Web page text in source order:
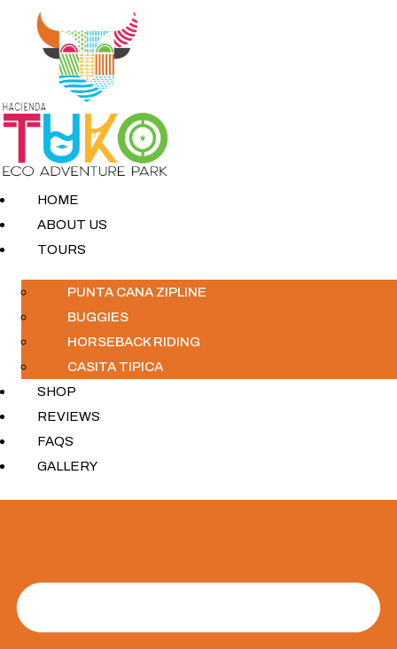
HOME
ABOUT US
TOURS
PUNTA CANA ZIPLINE
BUGGIES
HORSEBACK RIDING
CASITA TIPICA
SHOP
REVIEWS
FAQS
GALLERY